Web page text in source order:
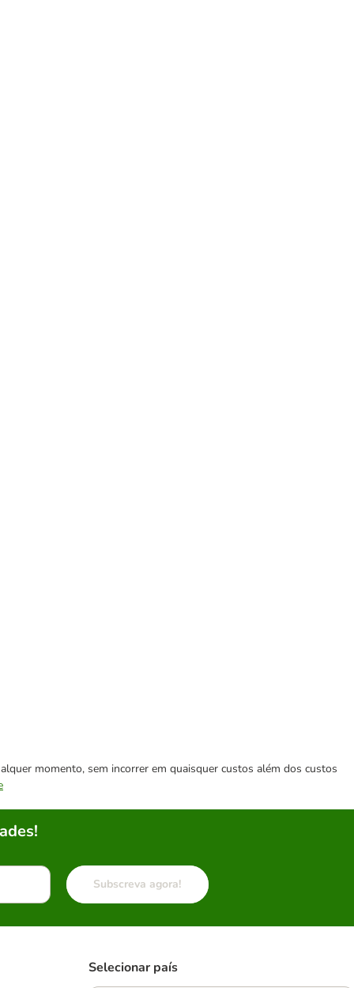
momento, sem incorrer em quaisquer custos além dos custos
Subscreva agora!
Selecionar país